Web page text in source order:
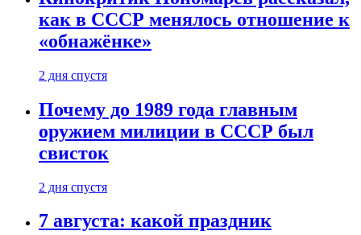
как в СССР менялось отношение к
«обнажёнке»
2 дня спустя
Почему до 1989 года главным
оружием милиции в СССР был
свисток
2 дня спустя
7 августа: какой праздник